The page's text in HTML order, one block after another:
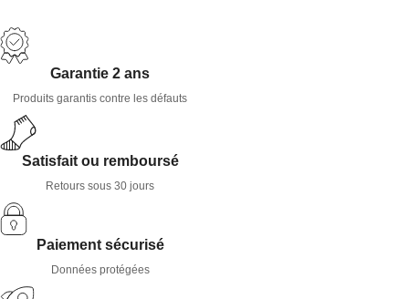
Garantie 2 ans
Produits garantis contre les défauts
Satisfait ou remboursé
Retours sous 30 jours
Paiement sécurisé
Données protégées